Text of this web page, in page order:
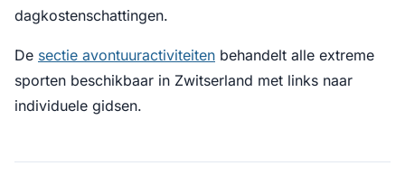
dagkostenschattingen.
De sectie avontuuractiviteiten behandelt alle extreme
sporten beschikbaar in Zwitserland met links naar
individuele gidsen.